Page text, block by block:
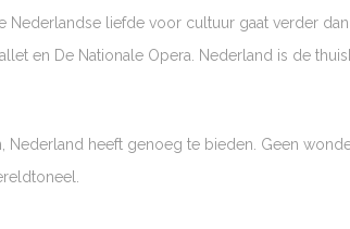
liefde voor cultuur gaat verder
en De Nationale Opera. Nederland is de
heeft genoeg te bieden. Geen